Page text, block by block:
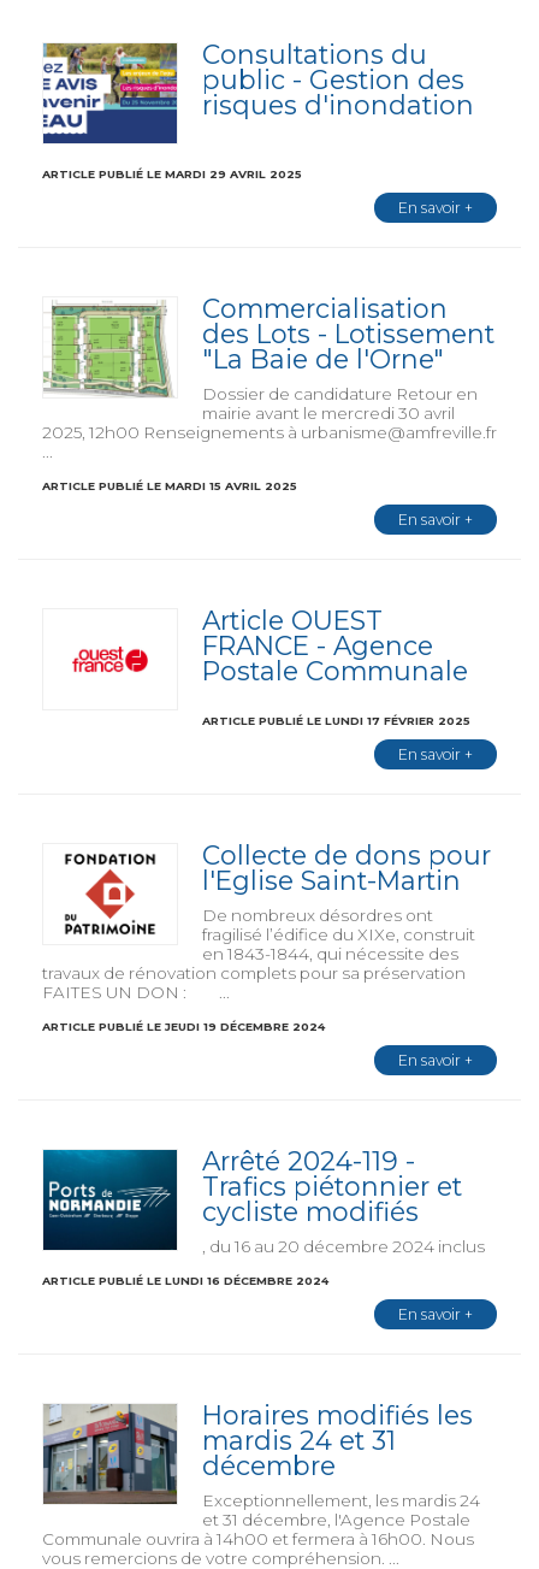
Consultations du
public - Gestion des
risques d'inondation
ARTICLE PUBLIÉ LE MARDI 29 AVRIL 2025
En savoir +
Commercialisation
des Lots - Lotissement
"La Baie de l'Orne"
Dossier de candidature Retour en
mairie avant le mercredi 30 avril
2025, 12h00 Renseignements à urbanisme@amfreville.fr
ARTICLE PUBLIÉ LE MARDI 15 AVRIL 2025
En savoir +
Article OUEST
FRANCE - Agence
Postale Communale
ARTICLE PUBLIÉ LE LUNDI 17 FÉVRIER 2025
En savoir +
Collecte de dons pour
l'Eglise Saint-Martin
De nombreux désordres ont
fragilisé l’édifice du XIXe, construit
en 1843-1844, qui nécessite des
travaux de rénovation complets pour sa préservation
FAITES UN DON : ...
ARTICLE PUBLIÉ LE JEUDI 19 DÉCEMBRE 2024
En savoir +
Arrêté 2024-119 -
Trafics piétonnier et
cycliste modifiés
, du 16 au 20 décembre 2024 inclus
ARTICLE PUBLIÉ LE LUNDI 16 DÉCEMBRE 2024
En savoir +
Horaires modifiés les
mardis 24 et 31
décembre
Exceptionnellement, les mardis 24
et 31 décembre, l'Agence Postale
Communale ouvrira à 14h00 et fermera à 16h00. Nous
vous remercions de votre compréhension. ...